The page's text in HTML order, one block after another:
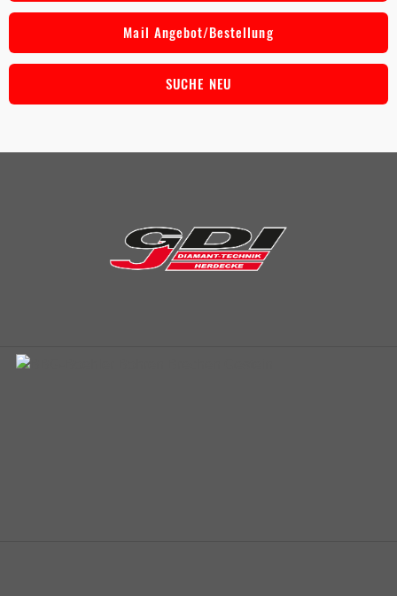
Mail Angebot/Bestellung
SUCHE NEU